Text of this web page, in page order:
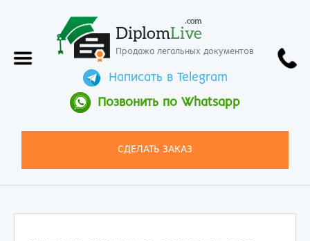
DiplomLive
.com
Продажа легальных документов
Написать в Telegram
Позвонить по Whatsapp
СДЕЛАТЬ ЗАКАЗ